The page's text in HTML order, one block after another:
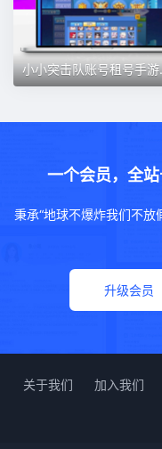
小小突击
一个会员，全
秉承“地球不爆炸我们不
升级会员
关于我们 加入我们